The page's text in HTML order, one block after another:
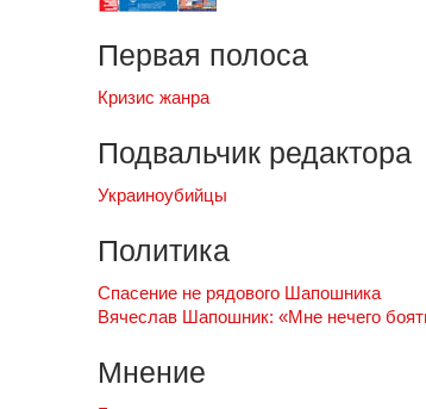
Первая полоса
Кризис жанра
Подвальчик редактора
Украиноубийцы
Политика
Спасение не рядового Шапошника
Вячеслав Шапошник: «Мне нечего
Мнение